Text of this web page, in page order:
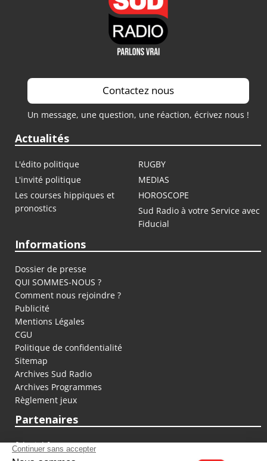
Contactez nous
Un message, une question, une réaction, écrivez nous !
Actualités
L'édito politique
RUGBY
L'invité politique
MEDIAS
Les courses hippiques et
pronostics
HOROSCOPE
Sud Radio à votre Service avec
Fiducial
Informations
Dossier de presse
QUI SOMMES-NOUS ?
Comment nous rejoindre ?
Publicité
Mentions Légales
CGU
Politique de confidentialité
Sitemap
Archives Sud Radio
Archives Programmes
Règlement jeux
Partenaires
fiducial.fr